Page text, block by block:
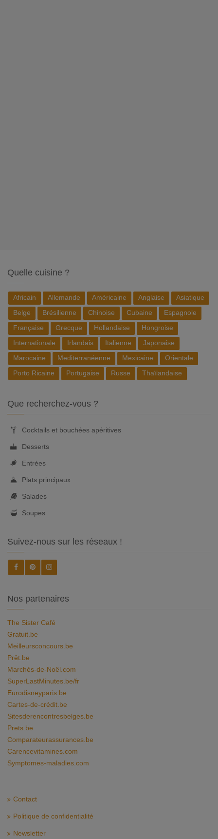
Quelle cuisine ?
Africain Allemande Américaine Anglaise
Asiatique
Belge
Brésilienne Chinoise Cubaine
Espagnole
Française
Grecque Hollandaise
Hongroise
Internationale
Irlandais Italienne
Japonaise
Marocaine
Mediterranéenne Mexicaine
Orientale
Porto Ricaine
Portugaise Russe Thaïlandaise
Que recherchez-vous ?
Cocktails et bouchées apéritives
Desserts
Entrées
Plats principaux
Salades
Soupes
Suivez-nous sur les réseaux !
Nos partenaires
The Sister Café
Gratuit.be
Meilleursconcours.be
Prêt.be
Marchés-de-Noël.com
SuperLastMinutes.be/fr
Eurodisneyparis.be
Cartes-de-crédit.be
Sitesderencontresbelges.be
Prets.be
Comparateurassurances.be
Carencevitamines.com
Symptomes-maladies.com
Contact
Politique de confidentialité
Newsletter